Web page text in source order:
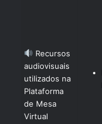
Recursos
audiovisuais
utilizados na
Plataforma
de Mesa
Virtual